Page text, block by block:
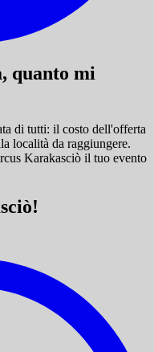
quanto mi
di tutti: il costo dell'offerta
località da raggiungere.
Karakasciò il tuo evento